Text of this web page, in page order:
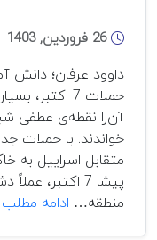
26 فروردین, 1403
داوود عرفان؛
حملات 7
خواندند. با حملات
متقابل اسراییل به
پیشا 7
منطقه… ادامه مطلب